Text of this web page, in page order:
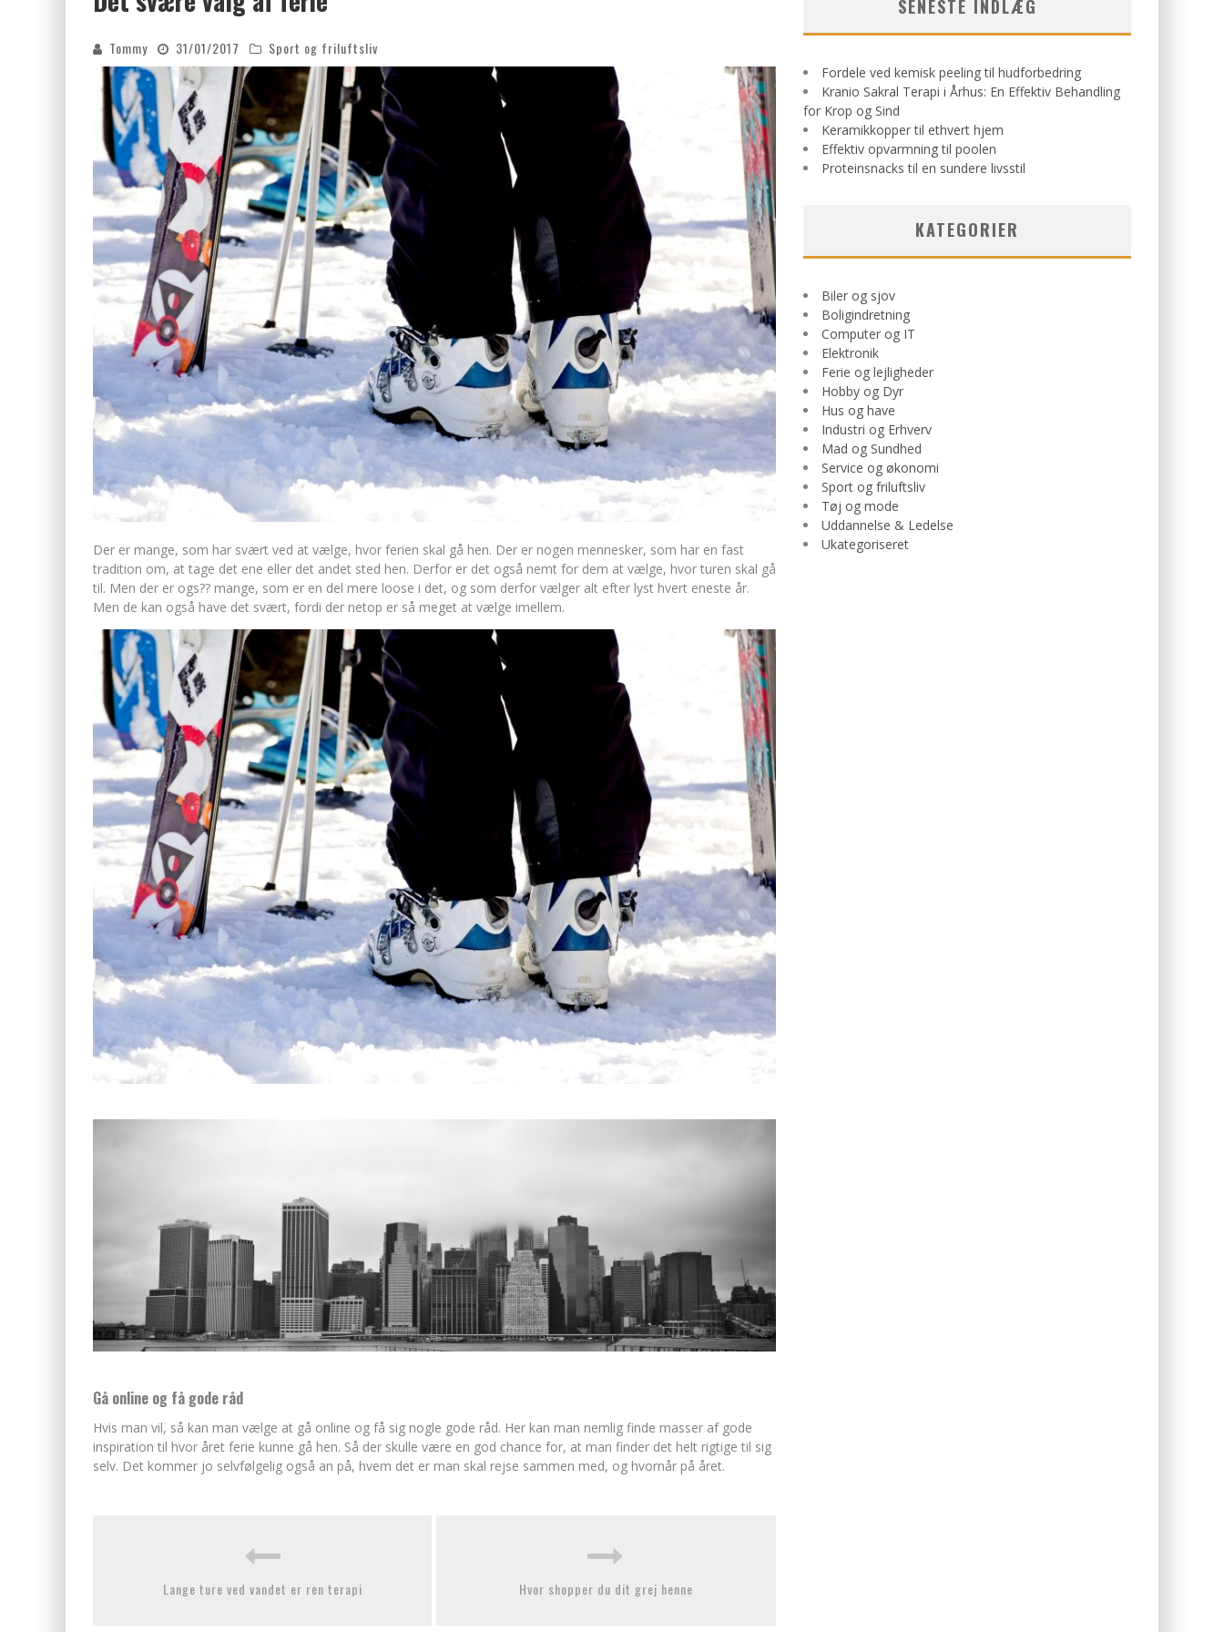
Tommy 31/01/2017 Sport og friluftsliv
Der er mange, som har svært ved at vælge, hvor ferien skal gå hen. Der er nogen mennesker, som har en fast
tradition om, at tage det ene eller det andet sted hen. Derfor er det også nemt for dem at vælge, hvor turen skal gå
til. Men der er ogs?? mange, som er en del mere loose i det, og som derfor vælger alt efter lyst hvert eneste år.
Men de kan også have det svært, fordi der netop er så meget at vælge imellem.
Gå online og få gode råd
Hvis man vil, så kan man vælge at gå online og få sig nogle gode råd. Her kan man nemlig finde masser af gode
inspiration til hvor året ferie kunne gå hen. Så der skulle være en god chance for, at man finder det helt rigtige til sig
selv. Det kommer jo selvfølgelig også an på, hvem det er man skal rejse sammen med, og hvornår på året.
Lange ture ved vandet er ren terapi Hvor shopper du dit grej henne
SENESTE INDLÆG
Fordele ved kemisk peeling til hudforbedring
Kranio Sakral Terapi i Århus: En Effektiv Behandling
for Krop og Sind
Keramikkopper til ethvert hjem
Effektiv opvarmning til poolen
Proteinsnacks til en sundere livsstil
KATEGORIER
Biler og sjov
Boligindretning
Computer og IT
Elektronik
Ferie og lejligheder
Hobby og Dyr
Hus og have
Industri og Erhverv
Mad og Sundhed
Service og økonomi
Sport og friluftsliv
Tøj og mode
Uddannelse & Ledelse
Ukategoriseret